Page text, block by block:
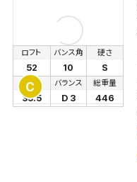
C
ロフト
52
バンス角
10
硬さ
S
長さ
35.5
バランス
D 3
総重量
446